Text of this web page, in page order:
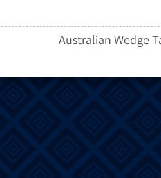
Australian Wedge